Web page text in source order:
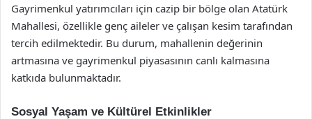
Gayrimenkul yatırımcıları için cazip bir bölge olan Atatürk
Mahallesi, özellikle genç aileler ve çalışan kesim tarafından
tercih edilmektedir. Bu durum, mahallenin değerinin
artmasına ve gayrimenkul piyasasının canlı kalmasına
katkıda bulunmaktadır.
Sosyal Yaşam ve Kültürel Etkinlikler